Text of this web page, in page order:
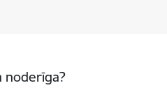
noderīga?